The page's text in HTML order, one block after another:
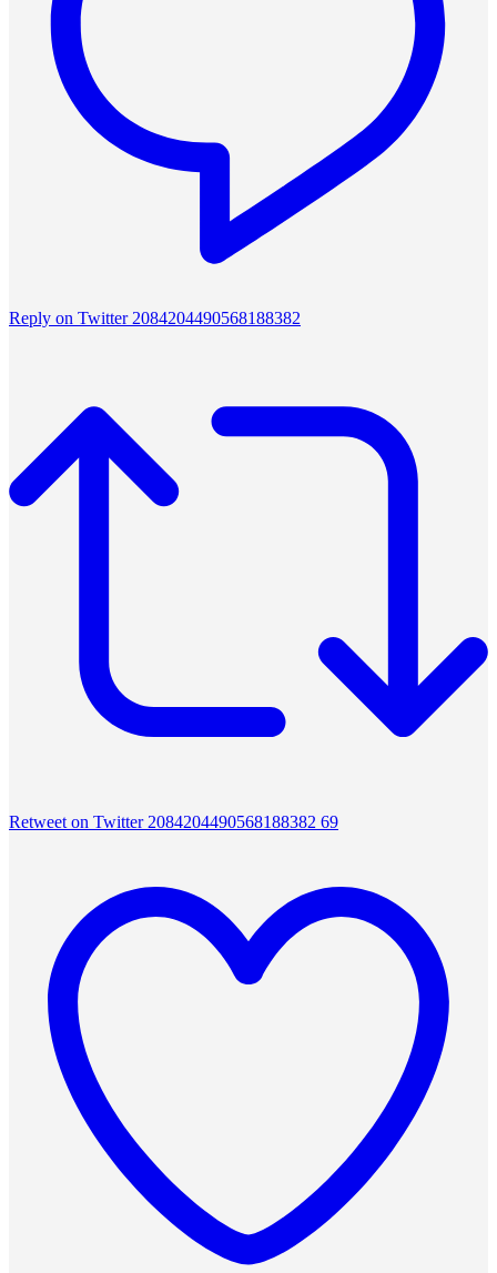
Reply on Twitter 2084204490568188382
Retweet on Twitter 2084204490568188382 69